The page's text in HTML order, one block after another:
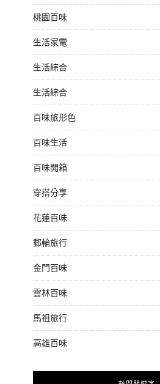
桃園百味
生活家電
生活綜合
生活綜合
百味旅形色
百味生活
百味開箱
穿搭分享
花蓮百味
郵輪旅行
金門百味
雲林百味
馬祖旅行
高雄百味